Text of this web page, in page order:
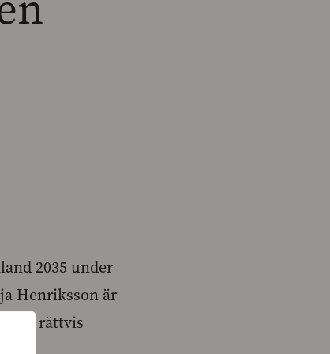
2035 under
Henriksson är
en rättvis